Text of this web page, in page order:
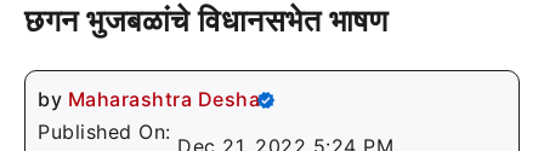
छगन भुजबळांचे विधानसभेत भाषण
by Maharashtra Desha
Published On:
Dec 21, 2022 5:24 PM